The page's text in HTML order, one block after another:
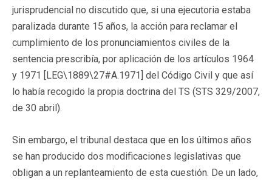
jurisprudencial no discutido que, si una ejecutoria estaba
paralizada durante 15 años, la acción para reclamar el
cumplimiento de los pronunciamientos civiles de la
sentencia prescribía, por aplicación de los artículos 1964
y 1971 [LEG\1889\27#A.1971] del Código Civil y que así
lo había recogido la propia doctrina del TS (STS 329/2007,
de 30 abril).
Sin embargo, el tribunal destaca que en los últimos años
se han producido dos modificaciones legislativas que
obligan a un replanteamiento de esta cuestión. De un lado,